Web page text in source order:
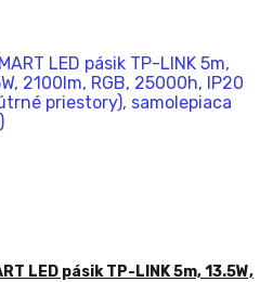
LED pásik TP-LINK 5m, 13.5W,